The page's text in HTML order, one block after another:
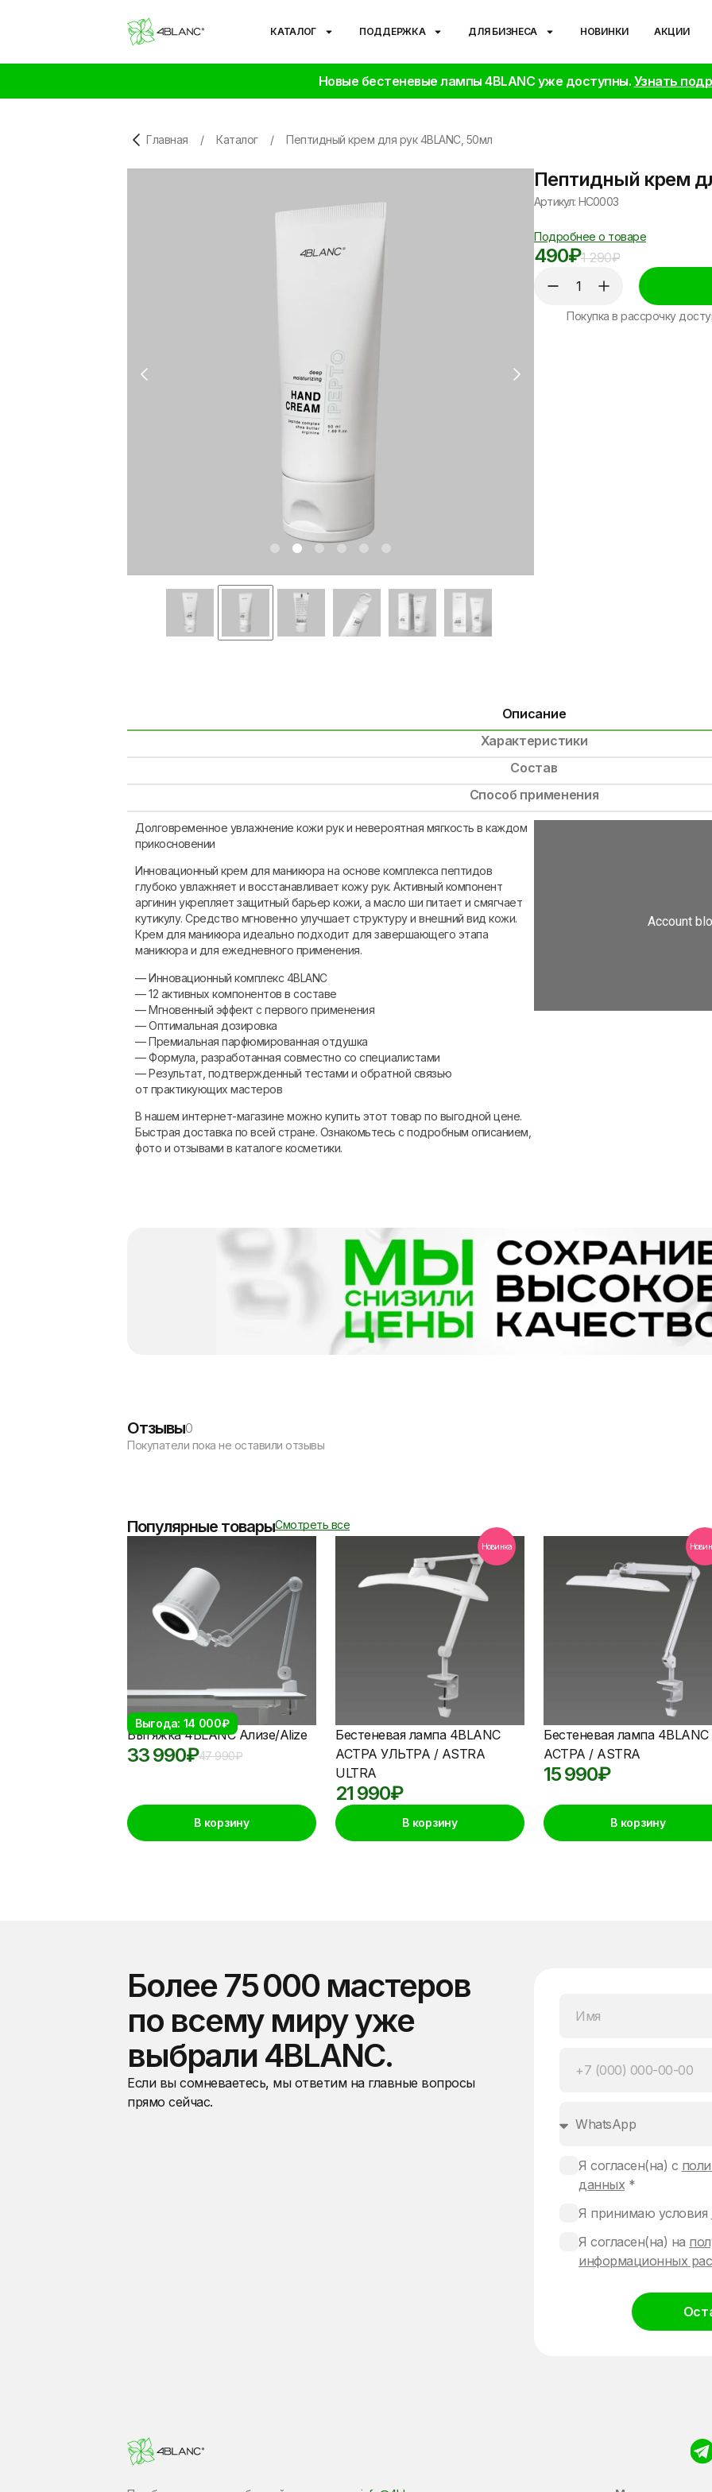
КАТАЛОГ ПОДДЕРЖКА ДЛЯ БИЗНЕСА НОВИНКИ АКЦИИ
Новые бестеневые лампы 4BLANC уже доступны. Узнать
Главная / Каталог / Пептидный крем для рук 4BLANC, 50мл
Пептидный крем
Артикул: HC0003
Подробнее о товаре
1 290₽
490₽
Покупка в рассрочку
Описание
Характеристики
Состав
Способ применения
Долговременное увлажнение кожи рук и невероятная мягкость в каждом
прикосновении
Инновационный крем для маникюра на основе комплекса пептидов
глубоко увлажняет и восстанавливает кожу рук. Активный компонент
аргинин укрепляет защитный барьер кожи, а масло ши питает и смягчает
кутикулу. Средство мгновенно улучшает структуру и внешний вид кожи.
Крем для маникюра идеально подходит для завершающего этапа
маникюра и для ежедневного применения.
— Инновационный комплекс 4BLANC
— 12 активных компонентов в составе
— Мгновенный эффект с первого применения
— Оптимальная дозировка
— Премиальная парфюмированная отдушка
— Формула, разработанная совместно со специалистами
— Результат, подтвержденный тестами и обратной связью
от практикующих мастеров
В нашем интернет-магазине можно купить этот товар по выгодной цене.
Быстрая доставка по всей стране. Ознакомьтесь с подробным описанием,
фото и отзывами в каталоге косметики.
Отзывы0
Покупатели пока не оставили отзывы
Популярные товарыСмотреть все
Выгода: 14 000₽
Вытяжка 4BLANC Ализе/Alize
47 990₽
33 990₽
В корзину
Новинка
Бестеневая лампа 4BLANC
АСТРА УЛЬТРА / ASTRA
ULTRA
21 990₽
В корзину
Бестеневая лампа 4BLANC
АСТРА / ASTRA
15 990₽
В корзину
Более 75 000 мастеров
по всему миру уже
выбрали 4BLANC.
Если вы сомневаетесь, мы ответим на главные вопросы
прямо сейчас.
Я согласен(на) с
данных *
Я принимаю условия
Я согласен(на) на
информационных